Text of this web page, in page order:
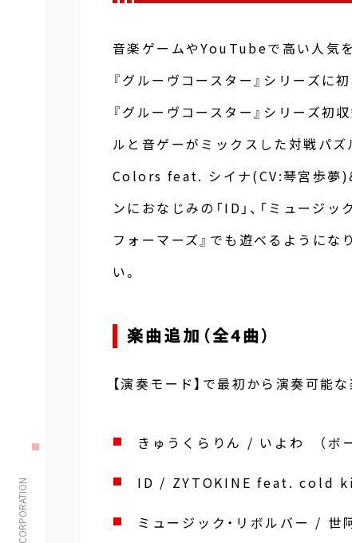
音楽ゲームやYouTubeで高い人気
『グルーヴコースター』シリーズに初
『グルーヴコースター』シリーズ初
ルと音ゲーがミックスした対戦パ
Colors feat. シイナ(CV:琴宮歩夢)&
ンにおなじみの「ID」、「ミュージ
フォーマーズ』でも遊べるように
い。
楽曲追加（全4曲）
【演奏モード】で最初から演奏可能
きゅうくらりん / いよわ （ボ
ID / ZYTOKINE feat. cold
ミュージック・リボルバー / 世